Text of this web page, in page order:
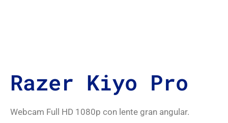
Razer Kiyo Pro
Webcam Full HD 1080p con lente gran angular.